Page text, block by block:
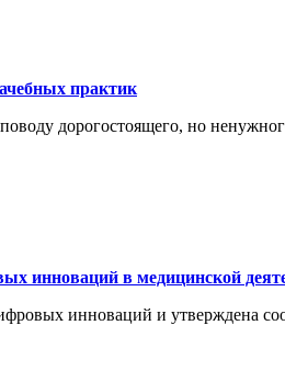
практик
дорогостоящего, но
инноваций в медицинской
инноваций и утверждена